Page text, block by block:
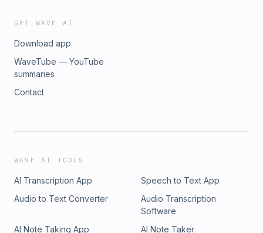
GET WAVE AI
Download app
WaveTube — YouTube
summaries
Contact
WAVE AI TOOLS
AI Transcription App
Speech to Text App
Audio to Text Converter
Audio Transcription
Software
AI Note Taking App
AI Note Taker